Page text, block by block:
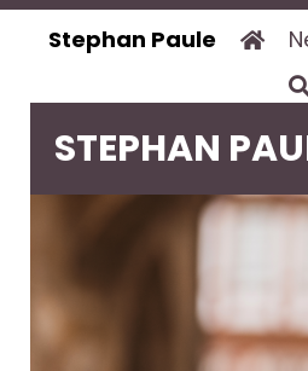
Stephan Paule
STEPHAN